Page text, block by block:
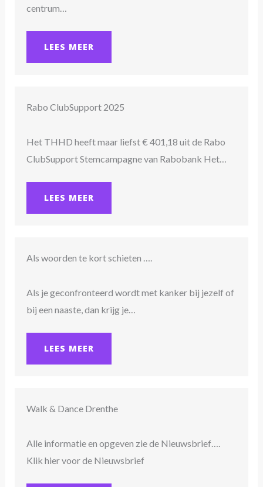
centrum…
LEES MEER
Rabo ClubSupport 2025
Het THHD heeft maar liefst € 401,18 uit de Rabo
ClubSupport Stemcampagne van Rabobank Het…
LEES MEER
Als woorden te kort schieten ….
Als je geconfronteerd wordt met kanker bij jezelf of
bij een naaste, dan krijg je…
LEES MEER
Walk & Dance Drenthe
Alle informatie en opgeven zie de Nieuwsbrief….
Klik hier voor de Nieuwsbrief